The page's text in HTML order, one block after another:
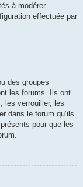
à modérer
effectuée par
des groupes
les forums. Ils ont
les verrouiller, les
dans le forum qu’ils
pour que les